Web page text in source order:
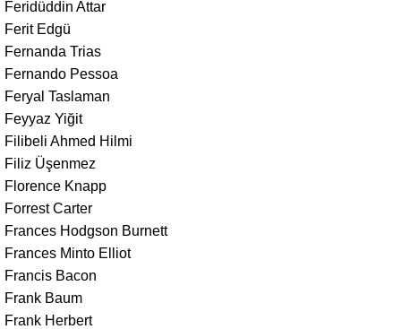
Feridüddin Attar
Ferit Edgü
Fernanda Trias
Fernando Pessoa
Feryal Taslaman
Feyyaz Yiğit
Filibeli Ahmed Hilmi
Filiz Üşenmez
Florence Knapp
Forrest Carter
Frances Hodgson Burnett
Frances Minto Elliot
Francis Bacon
Frank Baum
Frank Herbert